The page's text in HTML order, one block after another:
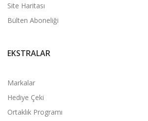
Site Haritası
Bülten Aboneliği
EKSTRALAR
Markalar
Hediye Çeki
Ortaklık Programı